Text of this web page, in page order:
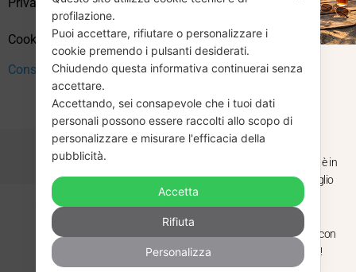
Cookie Policy (UE)
Consenso
Copyright © 2026 Vendita Vinili Usati | P.IVA 12240940960
NextWebStudio
profilazione.
Puoi accettare, rifiutare o personalizzare i
cookie premendo i pulsanti desiderati.
Chiudendo questa informativa continuerai senza
accettare.
Accettando, sei consapevole che i tuoi dati
personali possono essere raccolti allo scopo di
personalizzare e misurare l'efficacia della
pubblicità.
Accetta
Rifiuta
Personalizza
CHIUSURA
ESTIVA
Dal 29 luglio al 31 agosto venditaviniliusati.it è in
pausa estiva. Gli ordini ricevuti entro il 29 luglio
saranno spediti regolarmente.
Torniamo il 1 settembre, pronti a riprendere con
nuovi arrivi. Buona estate e buon ascolto!